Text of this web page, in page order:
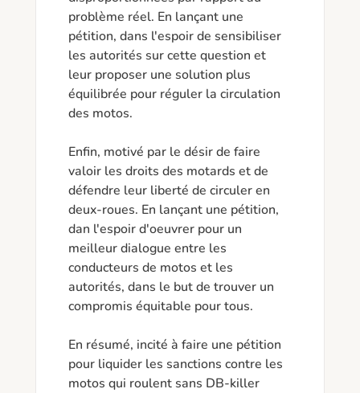
problème réel. En lançant une
pétition, dans l'espoir de sensibiliser
les autorités sur cette question et
leur proposer une solution plus
équilibrée pour réguler la circulation
des motos.
Enfin, motivé par le désir de faire
valoir les droits des motards et de
défendre leur liberté de circuler en
deux-roues. En lançant une pétition,
dan l'espoir d'oeuvrer pour un
meilleur dialogue entre les
conducteurs de motos et les
autorités, dans le but de trouver un
compromis équitable pour tous.
En résumé, incité à faire une pétition
pour liquider les sanctions contre les
motos qui roulent sans DB-killer